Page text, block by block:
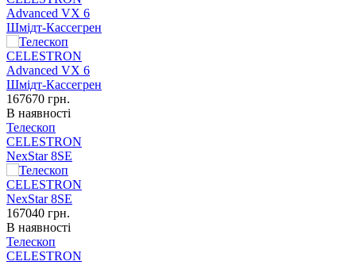
Advanced VX 6
Шмідт-Кассегрен
167670 грн.
В наявності
Телескоп
CELESTRON
NexStar 8SE
167040 грн.
В наявності
Телескоп
CELESTRON